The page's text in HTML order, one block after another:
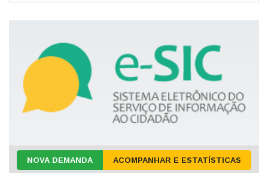
NOVA DEMANDA ACOMPANHAR E ESTATÍSTICAS